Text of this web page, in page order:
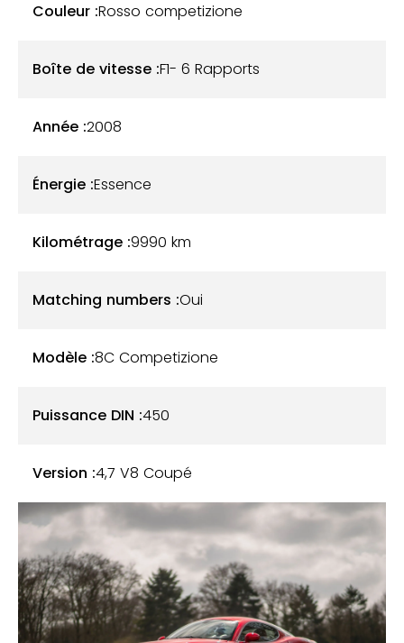
très faible et il s'agit d'une première main.
Couleur :Rosso competizione
Boîte de vitesse :F1- 6 Rapports
Année :2008
Énergie :Essence
Kilométrage :9990 km
Matching numbers :Oui
Modèle :8C Competizione
Puissance DIN :450
Version :4,7 V8 Coupé